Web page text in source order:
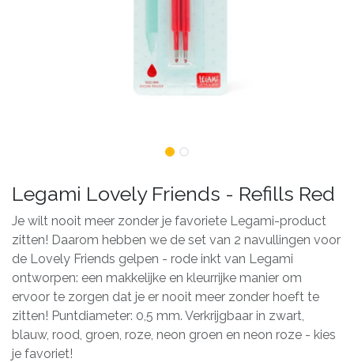
Legami Lovely Friends - Refills Red
Je wilt nooit meer zonder je favoriete Legami-product
zitten! Daarom hebben we de set van 2 navullingen voor
de Lovely Friends gelpen - rode inkt van Legami
ontworpen: een makkelijke en kleurrijke manier om
ervoor te zorgen dat je er nooit meer zonder hoeft te
zitten! Puntdiameter: 0,5 mm. Verkrijgbaar in zwart,
blauw, rood, groen, roze, neon groen en neon roze - kies
je favoriet!